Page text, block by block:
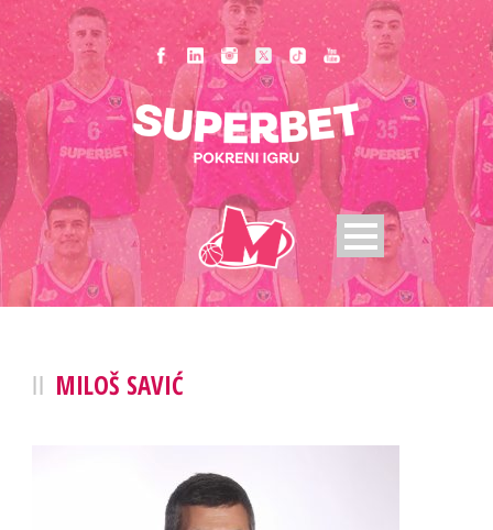
MILOŠ SAVIĆ